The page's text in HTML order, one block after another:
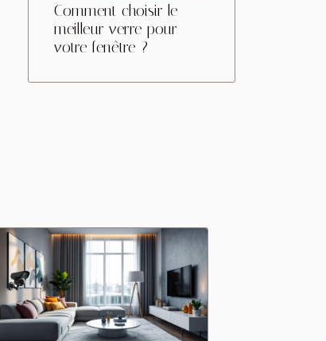
Comment choisir le
meilleur verre pour
votre fenêtre ?